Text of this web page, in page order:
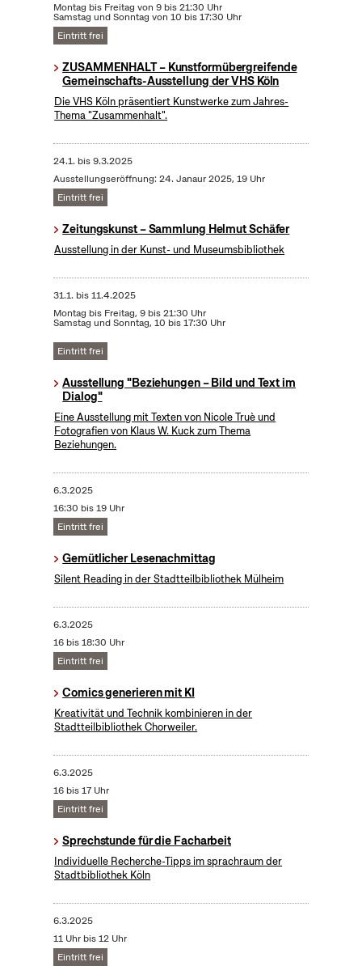
Montag bis Freitag von 9 bis 21:30 Uhr
Samstag und Sonntag von 10 bis 17:30 Uhr
Eintritt frei
ZUSAMMENHALT – Kunstformübergreifende
Gemeinschafts-Ausstellung der VHS Köln
Die VHS Köln präsentiert Kunstwerke zum Jahres-
Thema "Zusammenhalt".
24.1. bis9.3.2025
Ausstellungseröffnung: 24. Janaur 2025, 19 Uhr
Eintritt frei
Zeitungskunst – Sammlung Helmut Schäfer
Ausstellung in der Kunst- und Museumsbibliothek
31.1. bis11.4.2025
Montag bis Freitag, 9 bis 21:30 Uhr
Samstag und Sonntag, 10 bis 17:30 Uhr
Eintritt frei
Ausstellung "Beziehungen – Bild und Text im
Dialog"
Eine Ausstellung mit Texten von Nicole Truè und
Fotografien von Klaus W. Kuck zum Thema
Beziehungen.
6.3.2025
16:30 bis 19 Uhr
Eintritt frei
Gemütlicher Lesenachmittag
Silent Reading in der Stadtteilbibliothek Mülheim
6.3.2025
16 bis 18:30 Uhr
Eintritt frei
Comics generieren mit KI
Kreativität und Technik kombinieren in der
Stadtteilbibliothek Chorweiler.
6.3.2025
16 bis 17 Uhr
Eintritt frei
Sprechstunde für die Facharbeit
Individuelle Recherche-Tipps im sprachraum der
Stadtbibliothek Köln
6.3.2025
11 Uhr bis 12 Uhr
Eintritt frei